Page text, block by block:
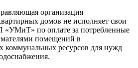
организация
домов не исполняет свои
«УМиТ» по оплате за потребленные
помещений в
коммунальных ресурсов для нужд